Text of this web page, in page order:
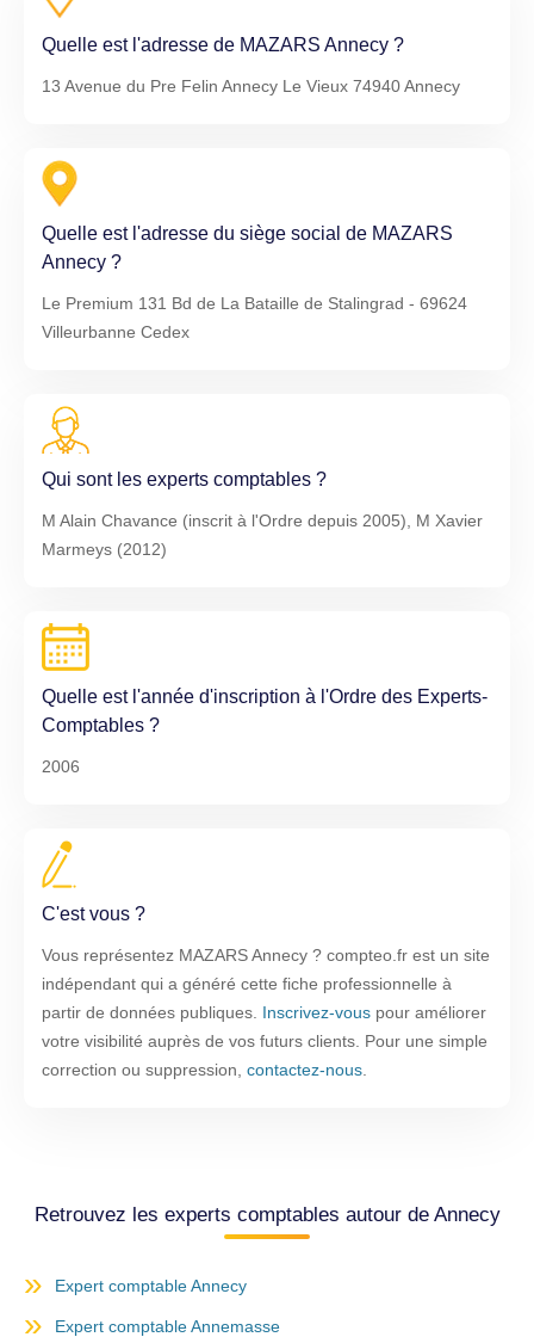
Quelle est l'adresse de MAZARS Annecy ?
13 Avenue du Pre Felin Annecy Le Vieux 74940 Annecy
Quelle est l'adresse du siège social de MAZARS
Annecy ?
Le Premium 131 Bd de La Bataille de Stalingrad - 69624
Villeurbanne Cedex
Qui sont les experts comptables ?
M Alain Chavance (inscrit à l'Ordre depuis 2005), M Xavier
Marmeys (2012)
Quelle est l'année d'inscription à l'Ordre des Experts-
Comptables ?
2006
C'est vous ?
Vous représentez MAZARS Annecy ? compteo.fr est un site
indépendant qui a généré cette fiche professionnelle à
partir de données publiques. Inscrivez-vous pour améliorer
votre visibilité auprès de vos futurs clients. Pour une simple
correction ou suppression, contactez-nous
Retrouvez les experts comptables autour de Annecy
Expert comptable Annecy
Expert comptable Annemasse